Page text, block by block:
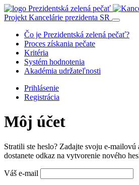
Projekt Kancelárie prezidenta SR
Čo je Prezidentská zelená pečať?
Proces získania pečate
Kritéria
Systém hodnotenia
Akadémia udržateľnosti
Prihlásenie
Registrácia
Môj účet
Stratili ste heslo? Zadajte svoju e-mailovú
dostanete odkaz na vytvorenie nového
Váš e-mail